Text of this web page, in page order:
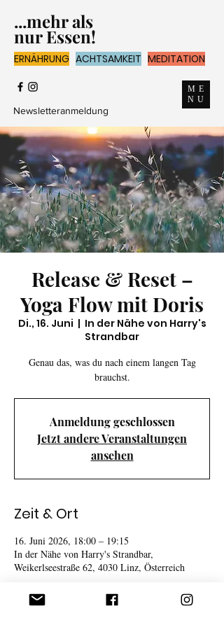
...mehr als
nur Essen!
ERNÄHRUNG ACHTSAMKEIT MEDITATION
Newsletteranmeldung
ME
NU
Release & Reset –
Yoga Flow mit Doris
Di., 16. Juni
  |
In der Nähe von Harry's
Strandbar
Genau das, was du nach einem langen Tag
brauchst.
Anmeldung geschlossen
Jetzt andere Veranstaltungen
ansehen
Zeit & Ort
16. Juni 2026, 18:00 – 19:15
In der Nähe von Harry's Strandbar,
Weikerlseestraße 62, 4030 Linz, Österreich